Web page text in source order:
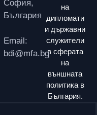
на
дипломати
и държавни
служители
в сферата
на
външната
политика в
България.
София,
България
Email:
bdi@mfa.bg